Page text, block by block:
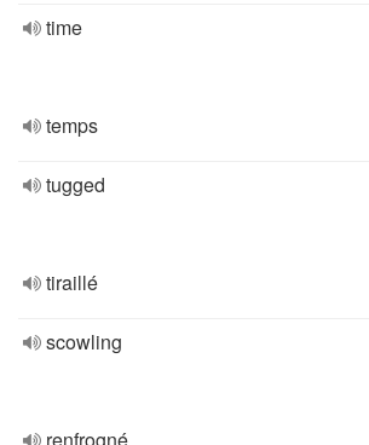
time
temps
tugged
tiraillé
scowling